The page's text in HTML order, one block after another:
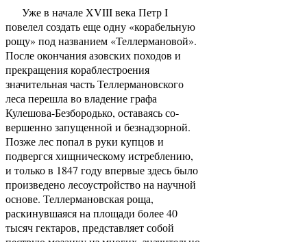
Уже в начале XVIII века Петр I
повелел создать еще одну «корабельную
рощу» под названием «Теллермановой».
После окончания азовских походов и
прекращения корабле­строения
значительная часть Теллермановского
леса переш­ла во владение графа
Кулешова-Безбородько, оставаясь со­
вершенно запущенной и безнадзорной.
Позже лес попал в руки купцов и
подвергся хищническому истреблению,
и толь­ко в 1847 году впервые здесь было
произведено лесоустрой­ство на научной
основе. Теллермановская роща,
раскинув­шаяся на площади более 40
тысяч гектаров, представляет собой